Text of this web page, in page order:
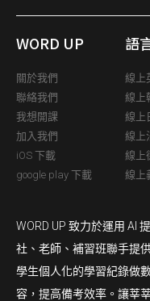
WORD UP
關於我們
聯絡我們
我想開課
加入我們
iOS 下載
google play 下載
語
線上
線上
線上
線上
線上
線上
WORD UP 致力於運用 AI
社、老師、補習班聯手提
學生個人化的學習紀錄做
容，提高備考效率。讓莘